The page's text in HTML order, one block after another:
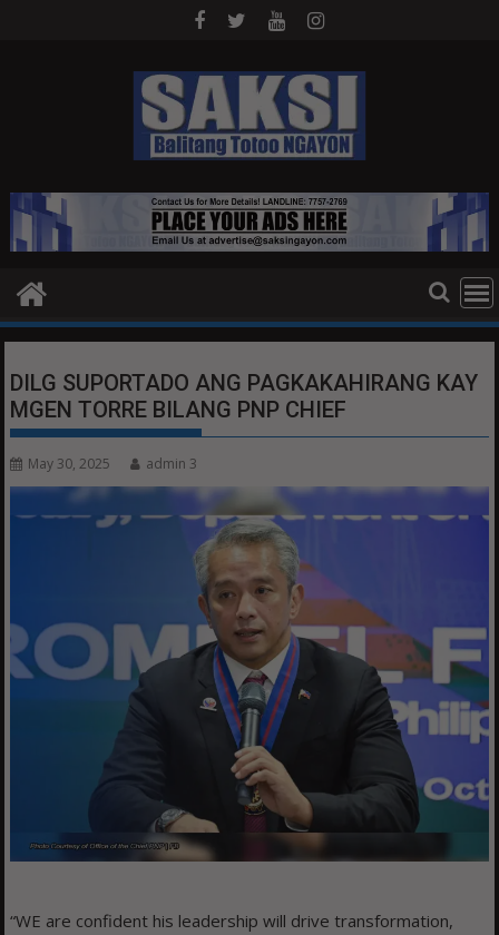
DILG SUPORTADO ANG PAGKAKAHIRANG KAY
MGEN TORRE BILANG PNP CHIEF
May 30, 2025 admin 3
“WE are confident his leadership will drive transformation,